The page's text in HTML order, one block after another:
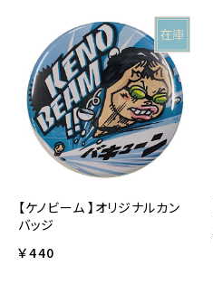
【ケノビーム 】オリジナルカン
バッジ
￥440